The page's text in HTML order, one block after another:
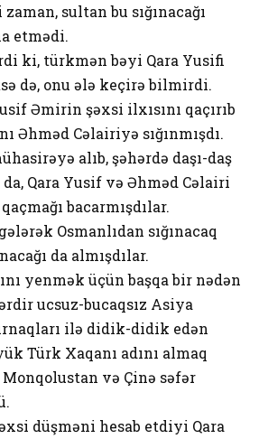
sultan bu sığınacağı
etmədi.
ki, türkmən bəyi Qara Yusifi
də, onu ələ keçirə bilmirdi.
Əmirin şəxsi ilxısını qaçırıb
Əhməd Cəlairiyə sığınmışdı.
alıb, şəhərdə daşı-daş
Qara Yusif və Əhməd Cəlairi
bacarmışdılar.
Osmanlıdan sığınacaq
da almışdılar.
yenmək üçün başqa bir nədən
ucsuz-bucaqsız Asiya
ilə didik-didik edən
Türk Xaqanı adını almaq
Monqolustan və Çinə səfər
düşməni hesab etdiyi Qara